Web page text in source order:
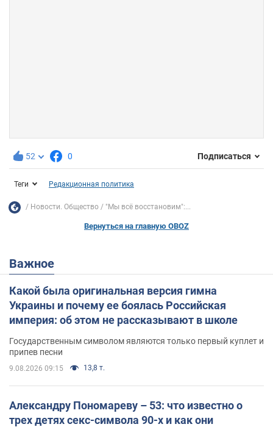
52 0 Подписаться
Теги Редакционная политика
Новости. Общество "Мы всё восстановим":...
Вернуться на главную OBOZ
Важное
Какой была оригинальная версия гимна
Украины и почему ее боялась Российская
империя: об этом не рассказывают в школе
Государственным символом являются только первый куплет и
припев песни
9.08.2026 09:15 13,8 т.
Александру Пономареву – 53: что известно о
трех детях секс-символа 90-х и как они